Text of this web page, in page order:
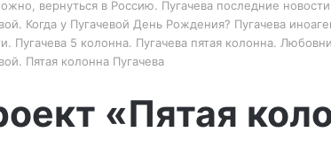
вернуться в Россию. Пугачева последние
Когда у Пугачевой День Рождения? Пугачева
Пугачева 5 колонна. Пугачева пятая колонна.
Пятая колонна Пугачева
«Пятая